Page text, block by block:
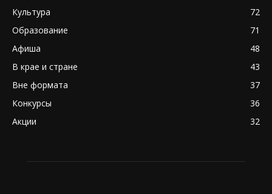
Культура
72
Образование
71
Афиша
48
В крае и стране
43
Вне формата
37
Конкурсы
36
Акции
32